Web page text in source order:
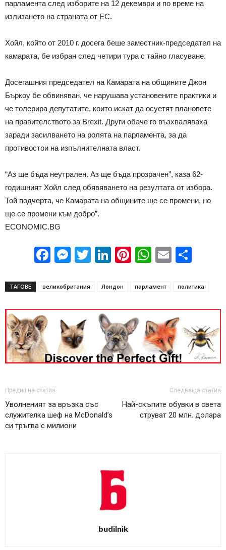
парламента след изборите на 12 декември и по време на
излизането на страната от ЕС.
Хойл, който от 2010 г. досега беше заместник-председател на
камарата, бе избран след четири тура с тайно гласуване.
Досегашния председател на Камарата на общините Джон
Бъркоу бе обвиняван, че нарушава установените практики и
че толерира депутатите, които искат да осуетят плановете
на правителството за Brexit. Други обаче го възхваляваха
заради засилването на ролята на парламента, за да
противостои на изпълнителната власт.
“Аз ще бъда неутрален. Аз ще бъда прозрачен”, каза 62-
годишният Хойл след обявяването на резултата от избора.
Той подчерта, че Камарата на общините ще се промени, но
ще се промени към добро”.
ECONOMIC.BG
Facebook
Messenger
Twitter
LinkedIn
Pinterest
WhatsApp
Email
ТАГОВЕ великобритания Лондон парламент политика
Предишна статия
Уволненият за връзка със
служителка шеф на McDonald’s
си тръгва с милиони
Следваща статия
Най-скъпите обувки в света
струват 20 млн. долара
budilnik